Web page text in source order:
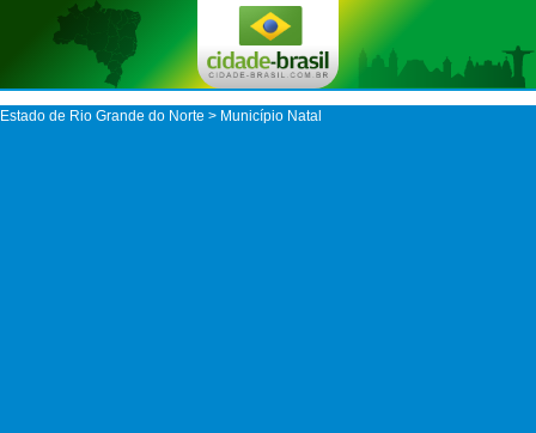
Estado de Rio Grande do Norte > Município Natal